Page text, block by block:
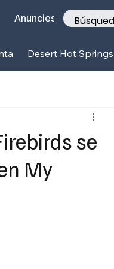
Desert Hot Springs
Anunciese con
se
My